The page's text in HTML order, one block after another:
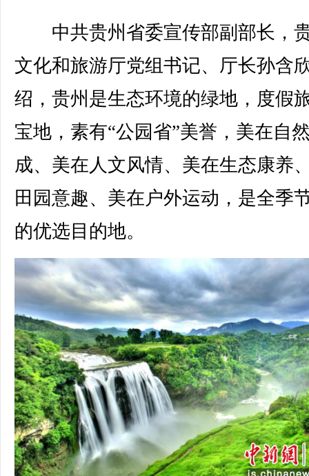
中共贵州省委宣传部副部长，
文化和旅游厅党组书记、厅长孙含
绍，贵州是生态环境的绿地，度假
宝地，素有“公园省”美誉，美在自
成、美在人文风情、美在生态康养
田园意趣、美在户外运动，是全季
的优选目的地。